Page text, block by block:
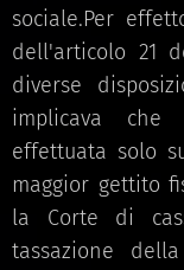
sociale.Per
dell'articolo 21
diverse
implicava che
effettuata solo
maggior gettito
la Corte di
tassazione